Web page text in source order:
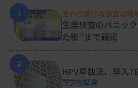
1
変わり続ける検査の
生理検査のパニッ
た後”まで確認
2
HPV単独法、導入7
厚労省調査